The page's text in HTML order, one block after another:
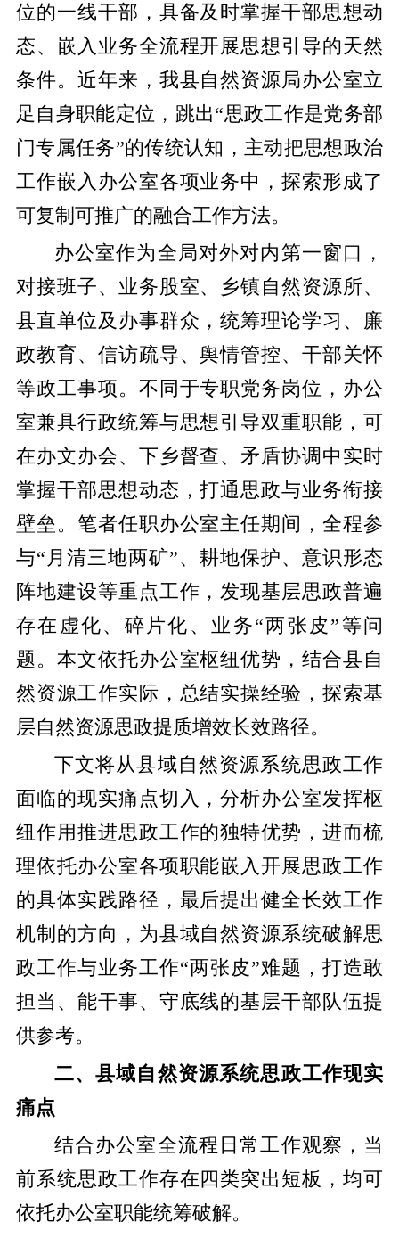
位的一线干部，具备及时掌握干部思想动
态、嵌入业务全流程开展思想引导的天然
条件。近年来，我县自然资源局办公室立
足自身职能定位，跳出“思政工作是党务部
门专属任务”的传统认知，主动把思想政治
工作嵌入办公室各项业务中，探索形成了
可复制可推广的融合工作方法。
办公室作为全局对外对内第一窗口，
对接班子、业务股室、乡镇自然资源所、
县直单位及办事群众，统筹理论学习、廉
政教育、信访疏导、舆情管控、干部关怀
等政工事项。不同于专职党务岗位，办公
室兼具行政统筹与思想引导双重职能，可
在办文办会、下乡督查、矛盾协调中实时
掌握干部思想动态，打通思政与业务衔接
壁垒。笔者任职办公室主任期间，全程参
与“月清三地两矿”、耕地保护、意识形态
阵地建设等重点工作，发现基层思政普遍
存在虚化、碎片化、业务“两张皮”等问
题。本文依托办公室枢纽优势，结合县自
然资源工作实际，总结实操经验，探索基
层自然资源思政提质增效长效路径。
下文将从县域自然资源系统思政工作
面临的现实痛点切入，分析办公室发挥枢
纽作用推进思政工作的独特优势，进而梳
理依托办公室各项职能嵌入开展思政工作
的具体实践路径，最后提出健全长效工作
机制的方向，为县域自然资源系统破解思
政工作与业务工作“两张皮”难题，打造敢
担当、能干事、守底线的基层干部队伍提
供参考。
二、县域自然资源系统思政工作现实
痛点
结合办公室全流程日常工作观察，当
前系统思政工作存在四类突出短板，均可
依托办公室职能统筹破解。